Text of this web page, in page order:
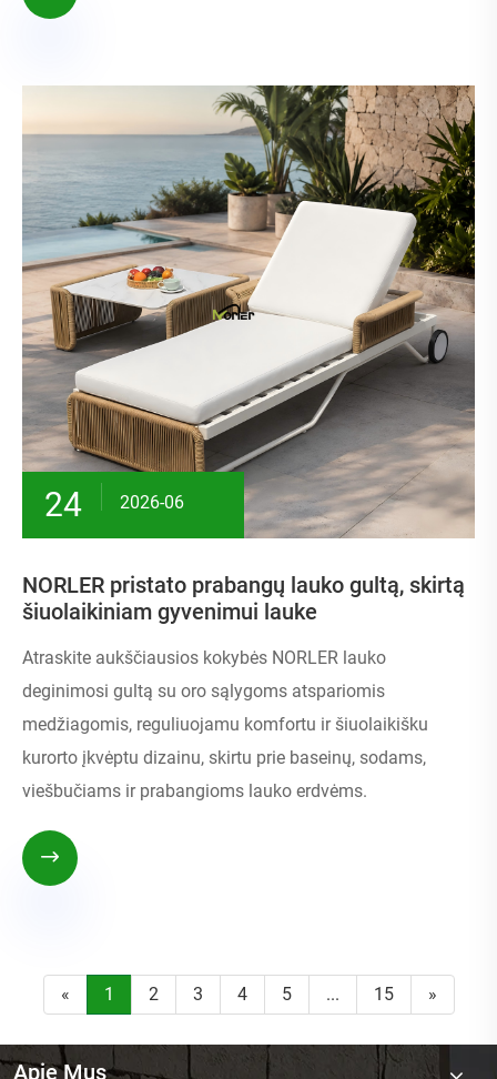
24 2026-06
NORLER pristato prabangų lauko gultą, skirtą
šiuolaikiniam gyvenimui lauke
Atraskite aukščiausios kokybės NORLER lauko
deginimosi gultą su oro sąlygoms atspariomis
medžiagomis, reguliuojamu komfortu ir šiuolaikišku
kurorto įkvėptu dizainu, skirtu prie baseinų, sodams,
viešbučiams ir prabangioms lauko erdvėms.

« 1 2 3 4 5 ... 15 »
Apie Mus